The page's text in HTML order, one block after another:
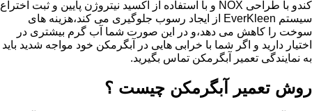
کندو با طراحی NOX و با استفاده از اکسید نیتروژن پایین و ثبت اختراع
سیستم EverKleen از ایجاد رسوب جلوگیری می کند،هزینه های
سوخت را کاهش می دهد،و در این صورت شما آب گرم بیشتری در
اختیار دارید و اگر شما با خرابی هایی در آبگرمکن خود مواجه شدید باید
به نمایندگی تعمیر آبگرمکن تماس بگیرید.
روش تعمیر آبگرمکن چیست ؟